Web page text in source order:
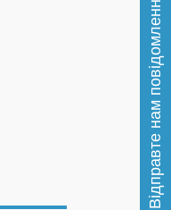
Відправте нам повідомлення